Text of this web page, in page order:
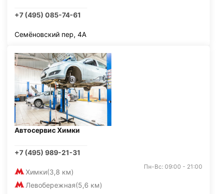
+7 (495) 085-74-61
Семёновский пер, 4А
Автосервис Химки
+7 (495) 989-21-31
Химки(3,8 км)
Левобережная(5,6 км)
Пн-Вс: 09:00 - 21:00